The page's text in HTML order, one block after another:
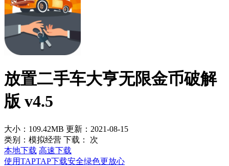
放置二手车大亨无限金币破解
版 v4.5
大小：109.42MB 更新：2021-08-15
类别：模拟经营 下载：
次
本地下载 高速下载
使用TAPTAP下载安全绿色更放心